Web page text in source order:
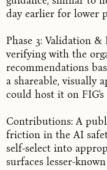
day earlier for lower
Phase 3: Validation
verifying with the
recommendations
a shareable, visually
could host it on FIG's
Contributions: A
friction in the AI
self-select into
surfaces lesser-